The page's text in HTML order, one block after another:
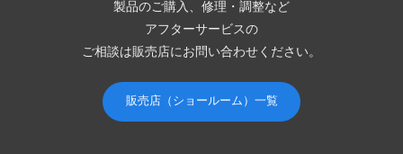
製品のご購入、修理・調整など
アフターサービスの
ご相談は販売店にお問い合わせください。
販売店（ショールーム）一覧